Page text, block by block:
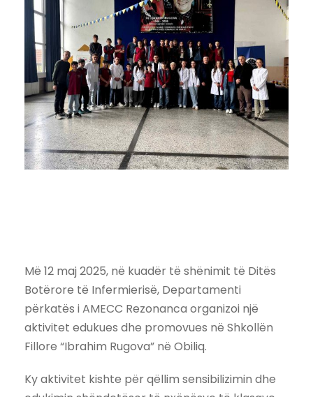
Më 12 maj 2025, në kuadër të shënimit të Ditës
Botërore të Infermierisë, Departamenti
përkatës i AMECC Rezonanca organizoi një
aktivitet edukues dhe promovues në Shkollën
Fillore “Ibrahim Rugova” në Obiliq.
Ky aktivitet kishte për qëllim sensibilizimin dhe